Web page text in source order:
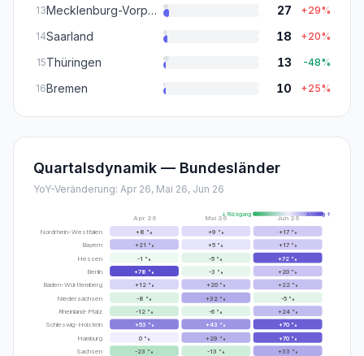
13 Mecklenburg-Vorpommern 27 +29%
14Saarland 18 +20%
15Thüringen 13 -48%
16Bremen 10 +25%
Quartalsdynamik — Bundesländer
YoY-Veränderung: Apr 26, Mai 26, Jun 26
Apr 26 Mai 26 Jun 26
+8 % +9 % +17%
+21 % +5 % +17%
-1 % -5 % +72 %
+78 % -3 % +20 %
+12% +20% +22%
-8 % +32 % -5%
-12% -6 % +24%
+53 % +43 % +70%
0% +29 % +70%
-23 % -13 % +33 %
Nordrhein-Westfalen
Bayern
Hessen
Berlin
Baden-Württemberg
Niedersachsen
Rheinland-Pfalz
Schleswig-Holstein
Hamburg
Sachsen
↓ Rückgang Anstieg ↑